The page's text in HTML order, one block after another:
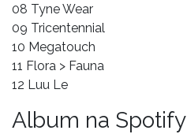
08 Tyne Wear
09 Tricentennial
10 Megatouch
11 Flora > Fauna
12 Luu Le
Album na Spotify